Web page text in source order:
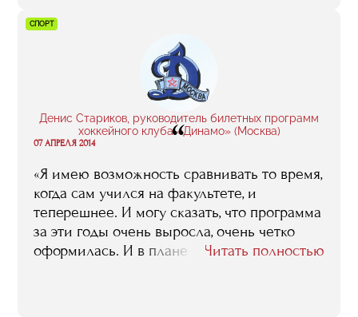
СПОРТ
Денис Стариков, руководитель билетных программ
хоккейного клуба «Динамо» (Москва)
“
07 АПРЕЛЯ 2014
«Я имею возможность сравнивать то время,
когда сам учился на факультете, и
теперешнее. И могу сказать, что программа
за эти годы очень выросла, очень четко
оформилась. И в плане
Читать полностью